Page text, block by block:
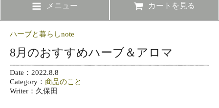
メニュー カートを見る
ハーブと暮らしnote
8月のおすすめハーブ＆アロマ
Date：2022.8.8
Category： 商品のこと
Writer：久保田